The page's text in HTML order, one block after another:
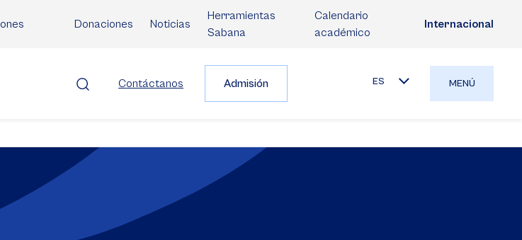
Donaciones Noticias
Herramientas
Sabana
Calendario
académico
Internacional
Contáctanos Admisión ES MENÚ